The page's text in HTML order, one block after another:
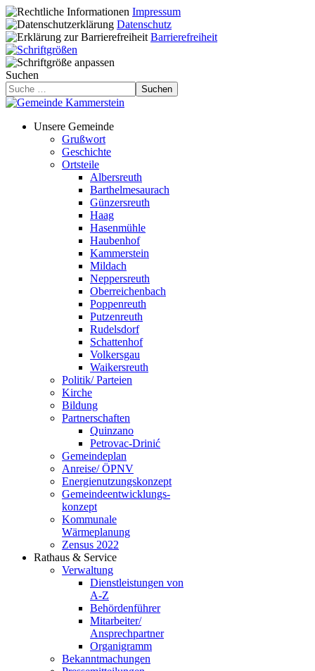
Impressum
Datenschutz
Barrierefreiheit
Suchen
Suchen
Unsere Gemeinde
Grußwort
Geschichte
Ortsteile
Albersreuth
Barthelmesaurach
Günzersreuth
Haag
Hasenmühle
Haubenhof
Kammerstein
Mildach
Neppersreuth
Oberreichenbach
Poppenreuth
Putzenreuth
Rudelsdorf
Schattenhof
Volkersgau
Waikersreuth
Politik/ Parteien
Kirche
Bildung
Partnerschaften
Quinzano
Petrovac-Drinić
Gemeindeplan
Anreise/ ÖPNV
Energienutzungskonzept
Gemeindeentwicklungs­
konzept
Kommunale
Wärmeplanung
Zensus 2022
Rathaus & Service
Verwaltung
Dienstleistungen von
A-Z
Behördenführer
Mitarbeiter/
Ansprechpartner
Organigramm
Bekanntmachungen